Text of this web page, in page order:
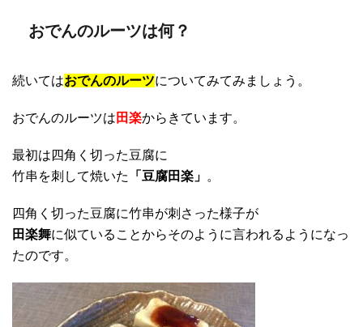
おでんのルーツは何？
続いてはおでんのルーツについてみてみましょう。
おでんのルーツは 田楽からきています。
最初は四角く切った豆腐に
竹串を刺して焼いた
「豆腐田楽」 。
四角く切った豆腐に竹串が刺さった様子が
田楽舞に似ていることからそのように言われるようになっ
たのです。